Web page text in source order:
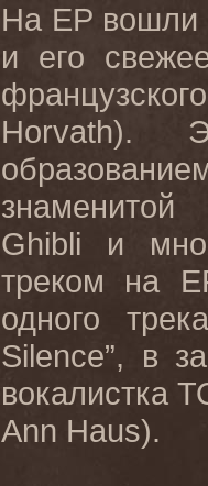
На EP вошли
и его
Horvath).
Ghibli и
треком на
одного
Silence”, в
вокалистка
Ann Haus).